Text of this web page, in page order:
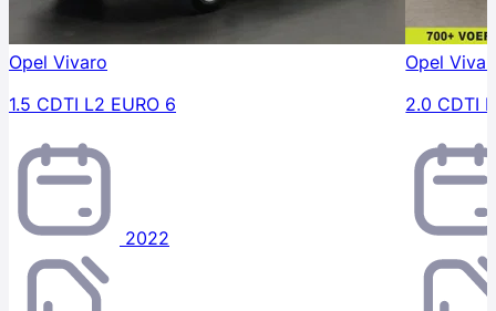
Opel Vivaro
1.5 CDTI L2 EURO 6
2022
Opel
2.0 CDTI